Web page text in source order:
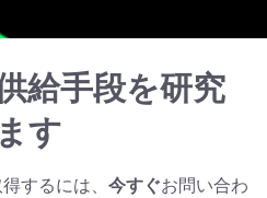
給手段を研究
す
するには、 今すぐお問い合わ